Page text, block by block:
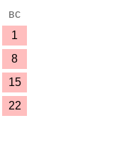
вс
1
8
15
22